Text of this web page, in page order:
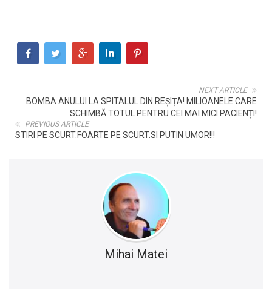
NEXT ARTICLE
BOMBA ANULUI LA SPITALUL DIN REȘIȚA! MILIOANELE CARE
SCHIMBĂ TOTUL PENTRU CEI MAI MICI PACIENȚI!
PREVIOUS ARTICLE
STIRI PE SCURT.FOARTE PE SCURT.SI PUTIN UMOR!!!
Mihai Matei